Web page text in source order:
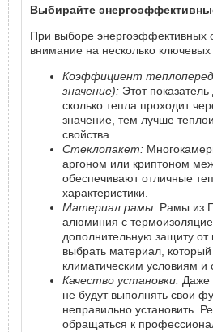
Выбирайте
При выборе энергоэффективных
внимание на несколько
Коэффициент
значение): Этот
сколько тепла проходит
значение, тем лучше
свойства.
Стеклопакет:
аргоном или криптоном
обеспечивают отличные
характеристики.
Материал рамы: Рамы из
алюминия с
дополнительную защиту
выбрать материал, который
климатическим условиям и
Качество установки: Даже
не будут выполнять свои
неправильно установить.
обращаться к